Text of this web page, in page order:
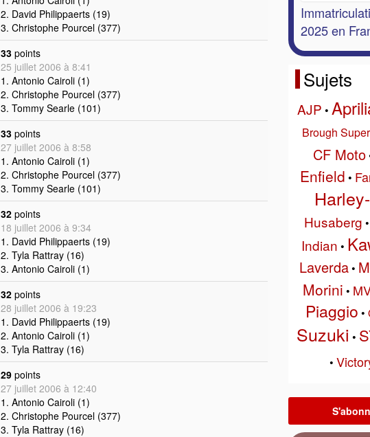
2. David Philippaerts (19)
3. Christophe Pourcel (377)
33 points
25 juillet 2006 à 8:41
1. Antonio Cairoli (1)
2. Christophe Pourcel (377)
3. Tommy Searle (101)
33 points
27 juillet 2006 à 8:58
1. Antonio Cairoli (1)
2. Christophe Pourcel (377)
3. Tommy Searle (101)
32 points
18 juillet 2006 à 9:34
1. David Philippaerts (19)
2. Tyla Rattray (16)
3. Antonio Cairoli (1)
32 points
28 juillet 2006 à 19:23
1. David Philippaerts (19)
2. Antonio Cairoli (1)
3. Tyla Rattray (16)
29 points
27 juillet 2006 à 12:40
1. Antonio Cairoli (1)
2. Christophe Pourcel (377)
3. Tyla Rattray (16)
2025 en
Sujets
AJP •
Brough
CF Moto
Enfield •
Husaberg •
Indian •
Laverda•
Morini •
Piaggio •
Suzuki •
•